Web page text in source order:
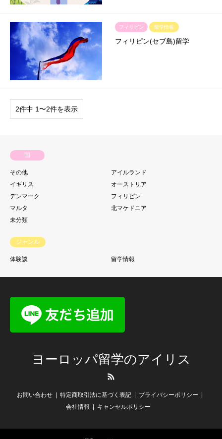
フィリピン 留学情報
フィリピン(セブ島)留学
2件中 1〜2件を表示
国
その他
アイルランド
イギリス
オーストリア
デンマーク
フィリピン
マルタ
北マケドニア
未分類
ジャンル
体験談 留学情報
ヨーロッパ留学のアイリス
お問い合わせ 特定商取引法に基づく表記
プライバシーポリシー
会社情報
キャンセルポリシー